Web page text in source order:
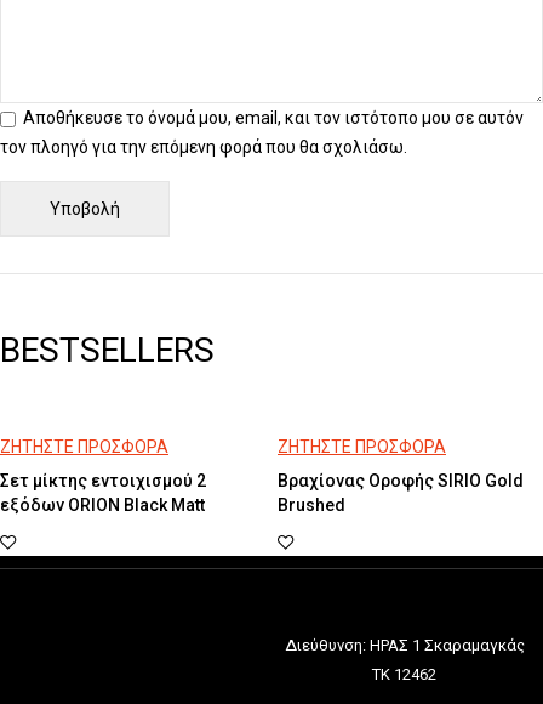
Αποθήκευσε το όνομά μου, email, και τον ιστότοπο μου σε αυτόν
τον πλοηγό για την επόμενη φορά που θα σχολιάσω.
BESTSELLERS
ΖΗΤΗΣΤΕ ΠΡΟΣΦΟΡΑ
Σετ μίκτης εντοιχισμού 2
εξόδων ORION Black Matt
ΖΗΤΗΣΤΕ ΠΡΟΣΦΟΡΑ
Βραχίονας Οροφής SIRIO Gold
Brushed
Διεύθυνση: ΗΡΑΣ 1 Σκαραμαγκάς
ΤΚ 12462